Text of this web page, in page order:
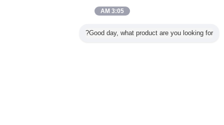
آخر اینکه ما می خواهیم از شما سپاسگزاریم که فرصتی را برای ما
3:05 AM
Good day, what product are you looking for?